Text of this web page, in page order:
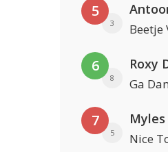
5
3 Beetje
6
8
Roxy
Ga
7
5 Nice